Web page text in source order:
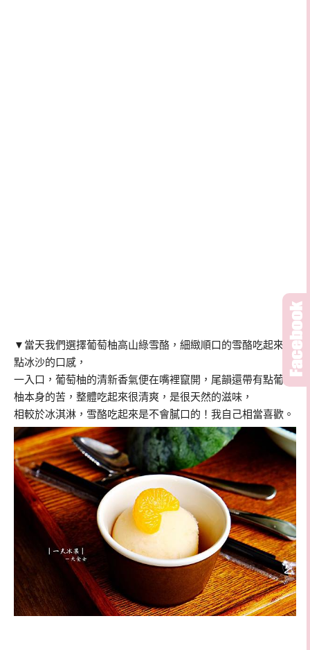
▼當天我們選擇葡萄柚高山綠雪酪，細緻順口的雪酪吃起來帶
點冰沙的口感，
一入口，葡萄柚的清新香氣便在嘴裡竄開，尾韻還帶有點葡萄
柚本身的苦，整體吃起來很清爽，是很天然的滋味，
相較於冰淇淋，雪酪吃起來是不會膩口的！我自己相當喜歡。